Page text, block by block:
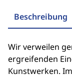
Beschreibung
Wir verweilen
ergreifenden
Kunstwerken.